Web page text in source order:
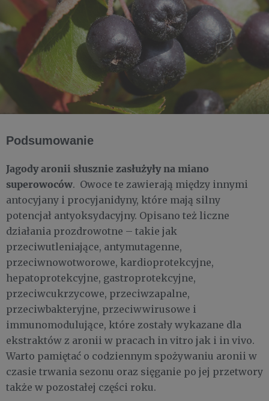
Podsumowanie
Jagody aronii słusznie zasłużyły na miano
superowoców. Owoce te zawierają między innymi
antocyjany i procyjanidyny, które mają silny
potencjał antyoksydacyjny. Opisano też liczne
działania prozdrowotne – takie jak
przeciwutleniające, antymutagenne,
przeciwnowotworowe, kardioprotekcyjne,
hepatoprotekcyjne, gastroprotekcyjne,
przeciwcukrzycowe, przeciwzapalne,
przeciwbakteryjne, przeciwwirusowe i
immunomodulujące, które zostały wykazane dla
ekstraktów z aronii w pracach in vitro jak i in vivo.
Warto pamiętać o codziennym spożywaniu aronii w
czasie trwania sezonu oraz sięganie po jej przetwory
także w pozostałej części roku.